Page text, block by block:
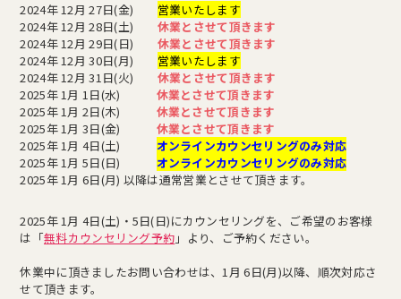
2024年 12月 27日(金) 営業いたします
2024年 12月 28日(土) 休業とさせて頂きます
2024年 12月 29日(日) 休業とさせて頂きます
2024年 12月 30日(月) 営業いたします
2024年 12月 31日(火) 休業とさせて頂きます
2025年 1月 1日(水) 休業とさせて頂きます
2025年 1月 2日(木) 休業とさせて頂きます
2025年 1月 3日(金) 休業とさせて頂きます
2025年 1月 4日(土) オンラインカウンセリングのみ対応
2025年 1月 5日(日) オンラインカウンセリングのみ対応
2025年 1月 6日(月) 以降は通常営業とさせて頂きます。
2025年 1月 4日(土)・5日(日)にカウンセリングを、ご希望のお客様
は「無料カウンセリング予約 」より、ご予約ください。
休業中に頂きましたお問い合わせは、1月 6日(月)以降、順次対応さ
せて頂きます。